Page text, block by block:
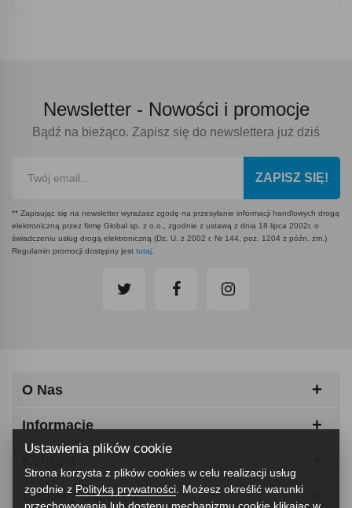
Newsletter - Nowości i promocje
Bądź na bieżąco. Zapisz się do newslettera już dziś
ZAPISZ SIĘ!
** Zapisując się na newsletter wyrażasz zgodę na przesyłanie informacji handlowych drogą
elektroniczną przez firmę Global sp. z o.o., zgodnie z ustawą z dnia 18 lipca 2002r. o
świadczeniu usług drogą elektroniczną (Dz. U. z 2002 r. Nr 144, poz. 1204 z późn. zm.)
Regulamin promocji dostępny jest tutaj.
O Nas
Informacje
Odbiory Osobiste
Ustawienia plików cookie
Strona korzysta z plików cookies w celu realizacji usług
zgodnie z Polityką prywatności . Możesz określić warunki
przechowywania lub dostępu mechanizmu cookie klikając w